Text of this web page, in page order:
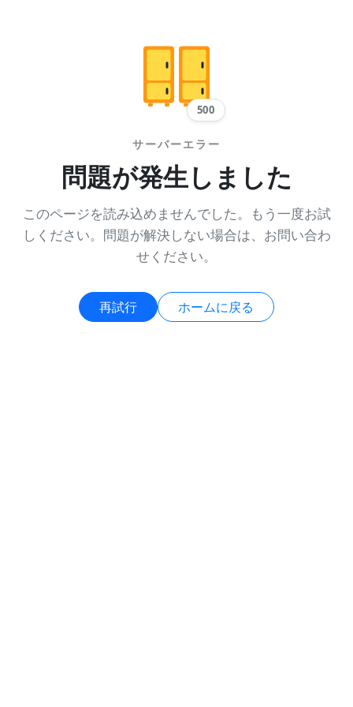
500
サーバーエラー
問題が発生しました
このページを読み込めませんでした。もう一度お試
しください。問題が解決しない場合は、お問い合わ
せください。
再試行 ホームに戻る